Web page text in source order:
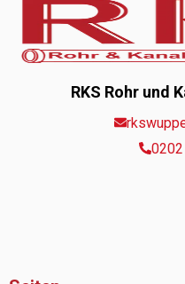
RKS Rohr und